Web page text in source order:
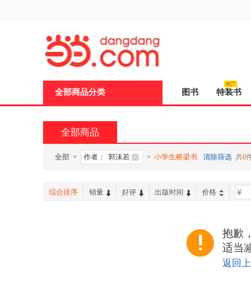
全部商品分类 图书 特装书
全部商品
全部 > 作者： 郭沫若 > 小学生桥梁书 清除筛选 共0
综合排序 销量 好评 出版时间 价格
抱歉
适当
返回
页